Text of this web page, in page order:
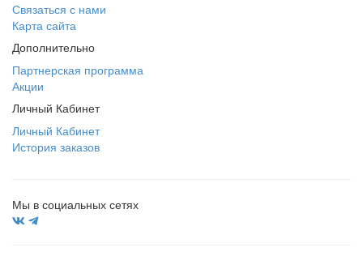
Связаться с нами
Карта сайта
Дополнительно
Партнерская программа
Акции
Личный Кабинет
Личный Кабинет
История заказов
Мы в социальных сетях